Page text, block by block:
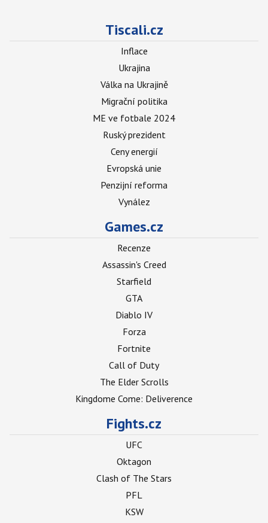
Tiscali.cz
Inflace
Ukrajina
Válka na Ukrajině
Migrační politika
ME ve fotbale 2024
Ruský prezident
Ceny energií
Evropská unie
Penzijní reforma
Vynález
Games.cz
Recenze
Assassin's Creed
Starfield
GTA
Diablo IV
Forza
Fortnite
Call of Duty
The Elder Scrolls
Kingdome Come: Deliverence
Fights.cz
UFC
Oktagon
Clash of The Stars
PFL
KSW